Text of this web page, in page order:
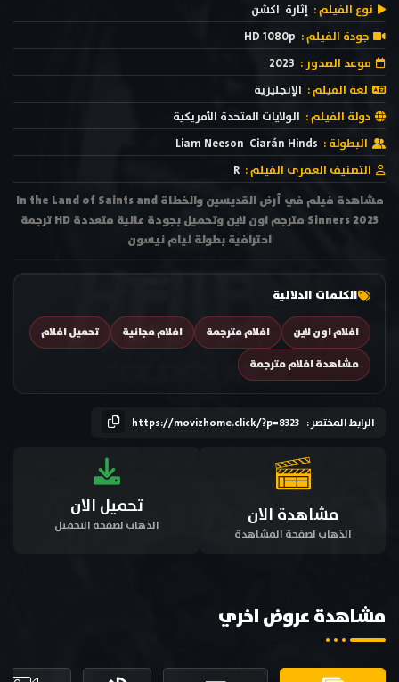
نوع الفيلم : إثارة اكشن
جودة الفيلم : HD 1080p
موعد الصدور : 2023
لغة الفيلم : الإنجليزية
دولة الفيلم : الولايات المتحدة الأمريكية
البطولة : Ciarán Hinds
Liam Neeson
التصنيف العمرى الفيلم : R
مشاهدة فيلم في أرض القديسين والخطاة In the Land of Saints and
Sinners 2023 مترجم اون لاين وتحميل بجودة عالية متعددة HD ترجمة
احترافية بطولة ليام نيسون
الكلمات الدلالية
افلام اون لاين افلام مترجمة افلام مجانية
تحميل افلام
مشاهدة افلام مترجمة
الرابط المختصر : https://movizhome.click/?p=8323
مشاهدة الان
الذهاب لصفحة المشاهدة
تحميل الان
الذهاب لصفحة التحميل
مشاهدة عروض اخري